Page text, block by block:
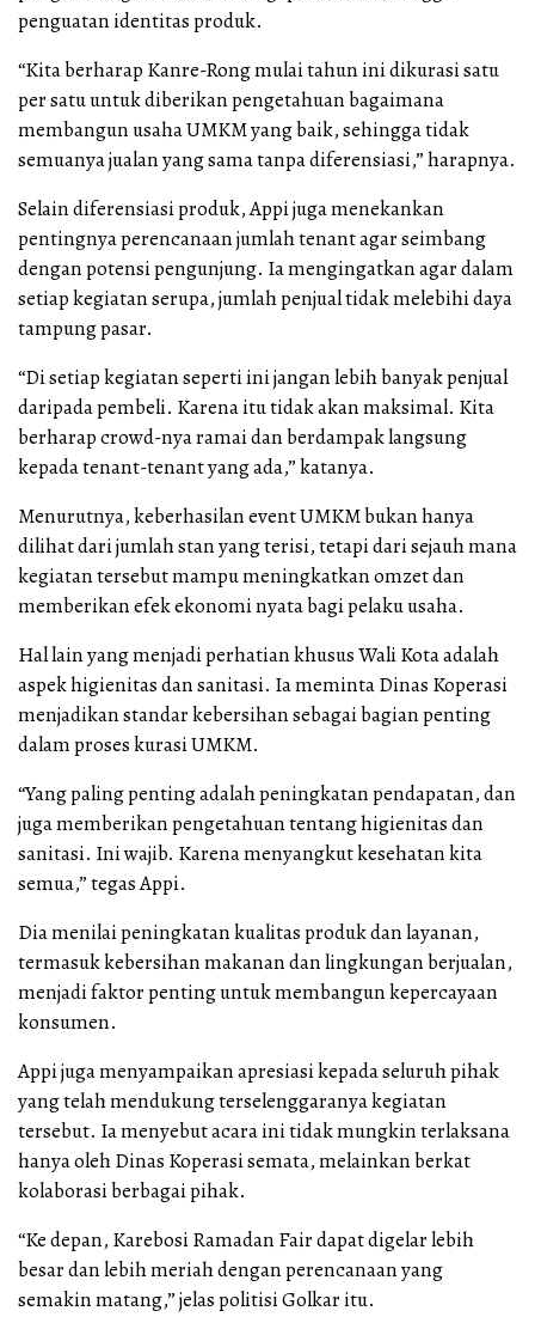
penguatan identitas produk.
“Kita berharap Kanre-Rong mulai tahun ini dikurasi satu
per satu untuk diberikan pengetahuan bagaimana
membangun usaha UMKM yang baik, sehingga tidak
semuanya jualan yang sama tanpa diferensiasi,” harapnya.
Selain diferensiasi produk, Appi juga menekankan
pentingnya perencanaan jumlah tenant agar seimbang
dengan potensi pengunjung. Ia mengingatkan agar dalam
setiap kegiatan serupa, jumlah penjual tidak melebihi daya
tampung pasar.
“Di setiap kegiatan seperti ini jangan lebih banyak penjual
daripada pembeli. Karena itu tidak akan maksimal. Kita
berharap crowd-nya ramai dan berdampak langsung
kepada tenant-tenant yang ada,” katanya.
Menurutnya, keberhasilan event UMKM bukan hanya
dilihat dari jumlah stan yang terisi, tetapi dari sejauh mana
kegiatan tersebut mampu meningkatkan omzet dan
memberikan efek ekonomi nyata bagi pelaku usaha.
Hal lain yang menjadi perhatian khusus Wali Kota adalah
aspek higienitas dan sanitasi. Ia meminta Dinas Koperasi
menjadikan standar kebersihan sebagai bagian penting
dalam proses kurasi UMKM.
“Yang paling penting adalah peningkatan pendapatan, dan
juga memberikan pengetahuan tentang higienitas dan
sanitasi. Ini wajib. Karena menyangkut kesehatan kita
semua,” tegas Appi.
Dia menilai peningkatan kualitas produk dan layanan,
termasuk kebersihan makanan dan lingkungan berjualan,
menjadi faktor penting untuk membangun kepercayaan
konsumen.
Appi juga menyampaikan apresiasi kepada seluruh pihak
yang telah mendukung terselenggaranya kegiatan
tersebut. Ia menyebut acara ini tidak mungkin terlaksana
hanya oleh Dinas Koperasi semata, melainkan berkat
kolaborasi berbagai pihak.
“Ke depan, Karebosi Ramadan Fair dapat digelar lebih
besar dan lebih meriah dengan perencanaan yang
semakin matang,” jelas politisi Golkar itu.